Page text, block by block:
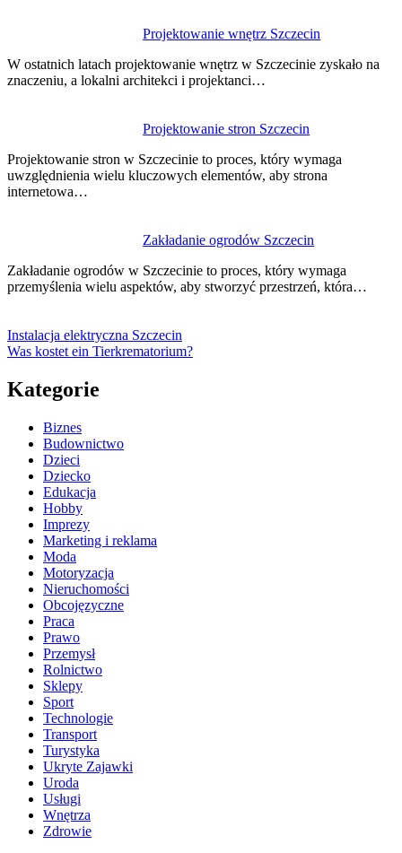
Projektowanie wnętrz Szczecin
W ostatnich latach projektowanie wnętrz w Szczecinie zyskało na
znaczeniu, a lokalni architekci i projektanci…
Projektowanie stron Szczecin
Projektowanie stron w Szczecinie to proces, który wymaga
uwzględnienia wielu kluczowych elementów, aby strona
internetowa…
Zakładanie ogrodów Szczecin
Zakładanie ogrodów w Szczecinie to proces, który wymaga
przemyślenia wielu aspektów, aby stworzyć przestrzeń, która…
Instalacja elektryczna Szczecin
Was kostet ein Tierkrematorium?
Kategorie
Biznes
Budownictwo
Dzieci
Dziecko
Edukacja
Hobby
Imprezy
Marketing i reklama
Moda
Motoryzacja
Nieruchomości
Obcojęzyczne
Praca
Prawo
Przemysł
Rolnictwo
Sklepy
Sport
Technologie
Transport
Turystyka
Ukryte Zajawki
Uroda
Usługi
Wnętrza
Zdrowie